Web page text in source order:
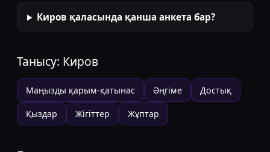
Киров қаласында қанша анкета бар?
Танысу: Киров
Маңызды қарым-қатынас Әңгіме Достық
Қыздар Жігіттер Жұптар